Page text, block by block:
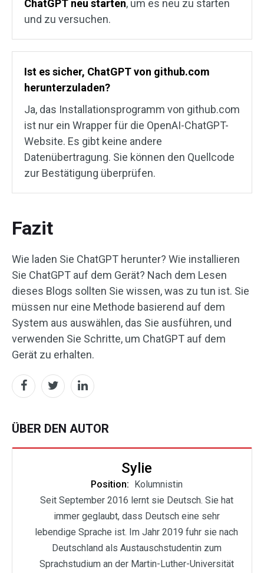
ChatGPT neu starten, um es neu zu starten
und zu versuchen.
Ist es sicher, ChatGPT von github.com
herunterzuladen?
Ja, das Installationsprogramm von github.com
ist nur ein Wrapper für die OpenAI-ChatGPT-
Website. Es gibt keine andere
Datenübertragung. Sie können den Quellcode
zur Bestätigung überprüfen.
Fazit
Wie laden Sie ChatGPT herunter? Wie installieren
Sie ChatGPT auf dem Gerät? Nach dem Lesen
dieses Blogs sollten Sie wissen, was zu tun ist. Sie
müssen nur eine Methode basierend auf dem
System aus auswählen, das Sie ausführen, und
verwenden Sie Schritte, um ChatGPT auf dem
Gerät zu erhalten.
ÜBER DEN AUTOR
Sylie
Position: Kolumnistin
Seit September 2016 lernt sie Deutsch. Sie hat
immer geglaubt, dass Deutsch eine sehr
lebendige Sprache ist. Im Jahr 2019 fuhr sie nach
Deutschland als Austauschstudentin zum
Sprachstudium an der Martin-Luther-Universität